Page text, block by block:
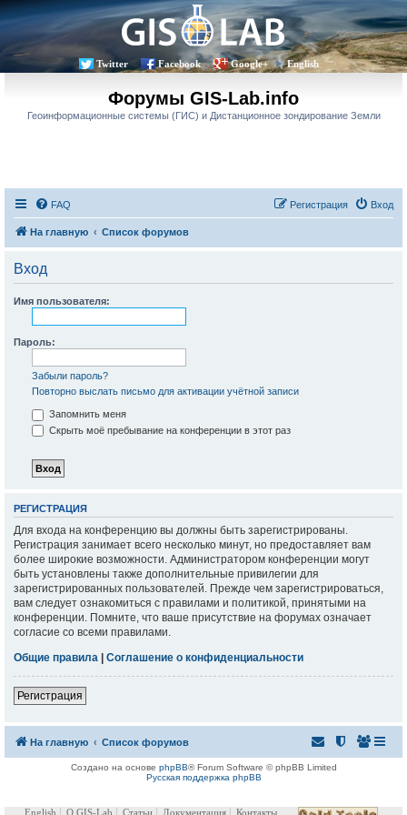
Twitter Facebook Google+ English
Форумы GIS-Lab.info
Геоинформационные системы (ГИС) и Дистанционное зондирование Земли
FAQ Вход
Регистрация
На главную Список форумов
Вход
Имя пользователя:
Пароль:
Забыли пароль?
Повторно выслать письмо для активации учётной записи
Запомнить меня
Скрыть моё пребывание на конференции в этот раз
РЕГИСТРАЦИЯ
Для входа на конференцию вы должны быть зарегистрированы.
Регистрация занимает всего несколько минут, но предоставляет вам
более широкие возможности. Администратором конференции могут
быть установлены также дополнительные привилегии для
зарегистрированных пользователей. Прежде чем зарегистрироваться,
вам следует ознакомиться с правилами и политикой, принятыми на
конференции. Помните, что ваше присутствие на форумах означает
согласие со всеми правилами.
Общие правила | Соглашение о конфиденциальности
Регистрация
На главную Список форумов
Создано на основе phpBB® Forum Software © phpBB Limited
Русская поддержка phpBB
English О GIS-Lab Статьи Документация Контакты